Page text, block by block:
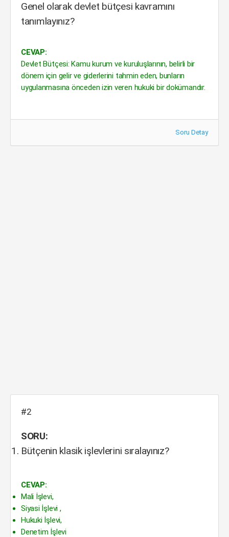
Genel olarak devlet bütçesi kavramını
tanımlayınız?
CEVAP:
Devlet Bütçesi: Kamu kurum ve kuruluşlarının, belirli bir
dönem için gelir ve giderlerini tahmin eden, bunların
uygulanmasına önceden izin veren hukuki bir dokümandır.
Soru Detay
#2
SORU:
Bütçenin klasik işlevlerini sıralayınız?
CEVAP:
Mali İşlevi,
Siyasi İşlevi ,
Hukuki İşlevi,
Denetim İşlevi